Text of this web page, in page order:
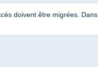
doivent être migrées. Dans